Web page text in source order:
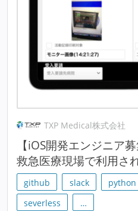
TXP Medical株式会社
【iOS開発エンジニア
救急医療現場で利用さ
github slack python
severless
…